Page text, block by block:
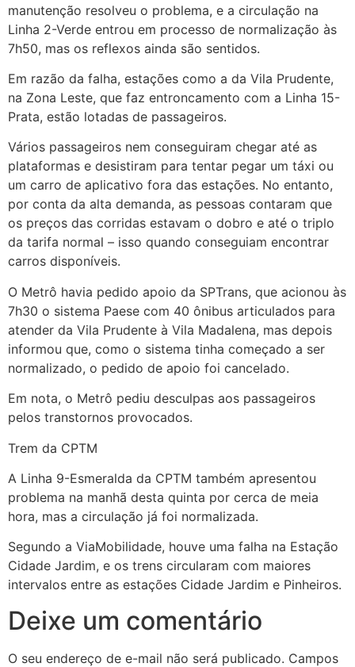
manutenção resolveu o problema, e a circulação na
Linha 2-Verde entrou em processo de normalização às
7h50, mas os reflexos ainda são sentidos.
Em razão da falha, estações como a da Vila Prudente,
na Zona Leste, que faz entroncamento com a Linha 15-
Prata, estão lotadas de passageiros.
Vários passageiros nem conseguiram chegar até as
plataformas e desistiram para tentar pegar um táxi ou
um carro de aplicativo fora das estações. No entanto,
por conta da alta demanda, as pessoas contaram que
os preços das corridas estavam o dobro e até o triplo
da tarifa normal – isso quando conseguiam encontrar
carros disponíveis.
O Metrô havia pedido apoio da SPTrans, que acionou às
7h30 o sistema Paese com 40 ônibus articulados para
atender da Vila Prudente à Vila Madalena, mas depois
informou que, como o sistema tinha começado a ser
normalizado, o pedido de apoio foi cancelado.
Em nota, o Metrô pediu desculpas aos passageiros
pelos transtornos provocados.
Trem da CPTM
A Linha 9-Esmeralda da CPTM também apresentou
problema na manhã desta quinta por cerca de meia
hora, mas a circulação já foi normalizada.
Segundo a ViaMobilidade, houve uma falha na Estação
Cidade Jardim, e os trens circularam com maiores
intervalos entre as estações Cidade Jardim e Pinheiros.
Deixe um comentário
O seu endereço de e-mail não será publicado. Campos